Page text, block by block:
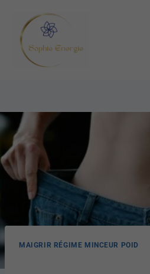
MAIGRIR RÉGIME MINCEUR POID